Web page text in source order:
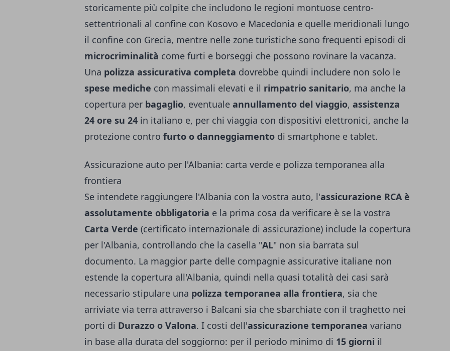
storicamente più colpite che includono le regioni montuose centro-
settentrionali al confine con Kosovo e Macedonia e quelle meridionali lungo
il confine con Grecia, mentre nelle zone turistiche sono frequenti episodi di
microcriminalità come furti e borseggi che possono rovinare la vacanza.
Una polizza assicurativa completa dovrebbe quindi includere non solo le
spese mediche con massimali elevati e il rimpatrio sanitario, ma anche la
copertura per bagaglio, eventuale annullamento del viaggio, assistenza
24 ore su 24 in italiano e, per chi viaggia con dispositivi elettronici, anche la
protezione contro furto o danneggiamento di smartphone e tablet.
Assicurazione auto per l'Albania: carta verde e polizza temporanea alla
frontiera
Se intendete raggiungere l'Albania con la vostra auto, l'assicurazione RCA è
assolutamente obbligatoria e la prima cosa da verificare è se la vostra
Carta Verde (certificato internazionale di assicurazione) include la copertura
per l'Albania, controllando che la casella "AL" non sia barrata sul
documento. La maggior parte delle compagnie assicurative italiane non
estende la copertura all'Albania, quindi nella quasi totalità dei casi sarà
necessario stipulare una polizza temporanea alla frontiera, sia che
arriviate via terra attraverso i Balcani sia che sbarchiate con il traghetto nei
porti di Durazzo o Valona. I costi dell'assicurazione temporanea variano
in base alla durata del soggiorno: per il periodo minimo di 15 giorni il